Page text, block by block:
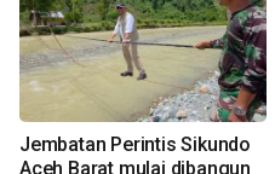
Jembatan Perintis Sikundo
Aceh Barat mulai dibangun